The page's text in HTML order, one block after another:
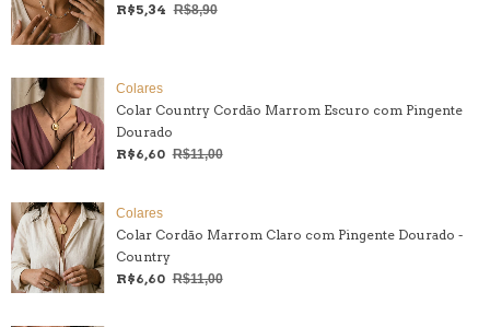
R$5,34 R$8,90
Colares
Colar Country Cordão Marrom Escuro com Pingente
Dourado
R$6,60 R$11,00
Colares
Colar Cordão Marrom Claro com Pingente Dourado -
Country
R$6,60 R$11,00